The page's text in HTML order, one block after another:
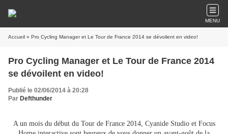
MENU
Accueil
Pro Cycling Manager et Le Tour de France 2014
Publié le 02/06/2014 à 20:28
Par Defthunder
A un mois du début du Tour de France 2014, Cyanide Studio et Focus